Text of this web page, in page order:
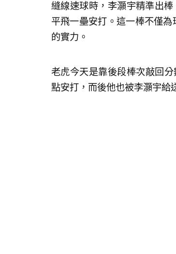
縫線速球時，李灝宇精準出
平飛一壘安打。這一棒不僅
的實力。
老虎今天是靠後段棒次敲回
點安打，而後他也被李灝宇給